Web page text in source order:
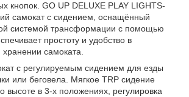
кнопок. GO UP DELUXE PLAY LIGHTS-
самокат с сидением, оснащённый
системой трансформации с помощью
простоту и удобство в
хранении самоката.
с регулируемым сидением для езды
или беговела. Мягкое TRP сидение
высоте в 3-х положениях, регулировка